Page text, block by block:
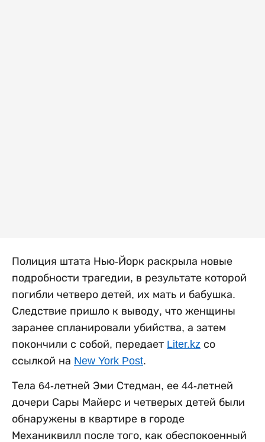
Полиция штата Нью-Йорк раскрыла новые
подробности трагедии, в результате которой
погибли четверо детей, их мать и бабушка.
Следствие пришло к выводу, что женщины
заранее спланировали убийства, а затем
покончили с собой, передает Liter.kz со
ссылкой на New York Post.
Тела 64-летней Эми Стедман, ее 44-летней
дочери Сары Майерс и четверых детей были
обнаружены в квартире в городе
Механиквилл после того, как обеспокоенный